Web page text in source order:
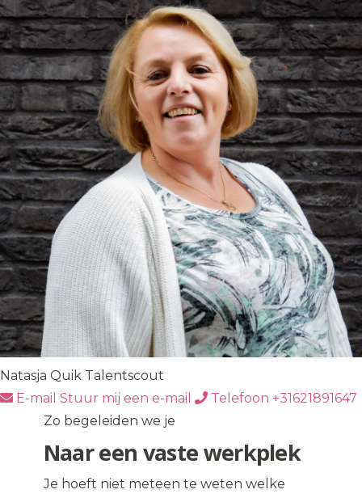
Natasja Quik Talentscout
E-mail Stuur mij een e-mail Telefoon +31621891647
Zo begeleiden we je
Naar een vaste werkplek
Je hoeft niet meteen te weten welke